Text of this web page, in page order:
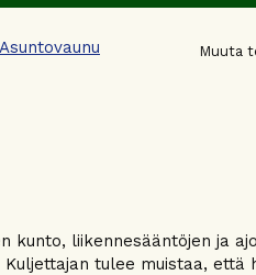
Asuntovaunu Muuta
kunto, liikennesääntöjen ja
tulee muistaa, että